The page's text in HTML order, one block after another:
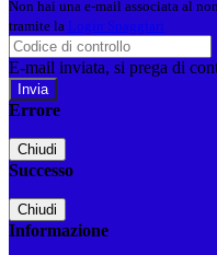
Non hai una e-mail associata al
tramite la Login Spaggiari
E-mail inviata, si prega di
Errore
Chiudi
Successo
Chiudi
Informazione